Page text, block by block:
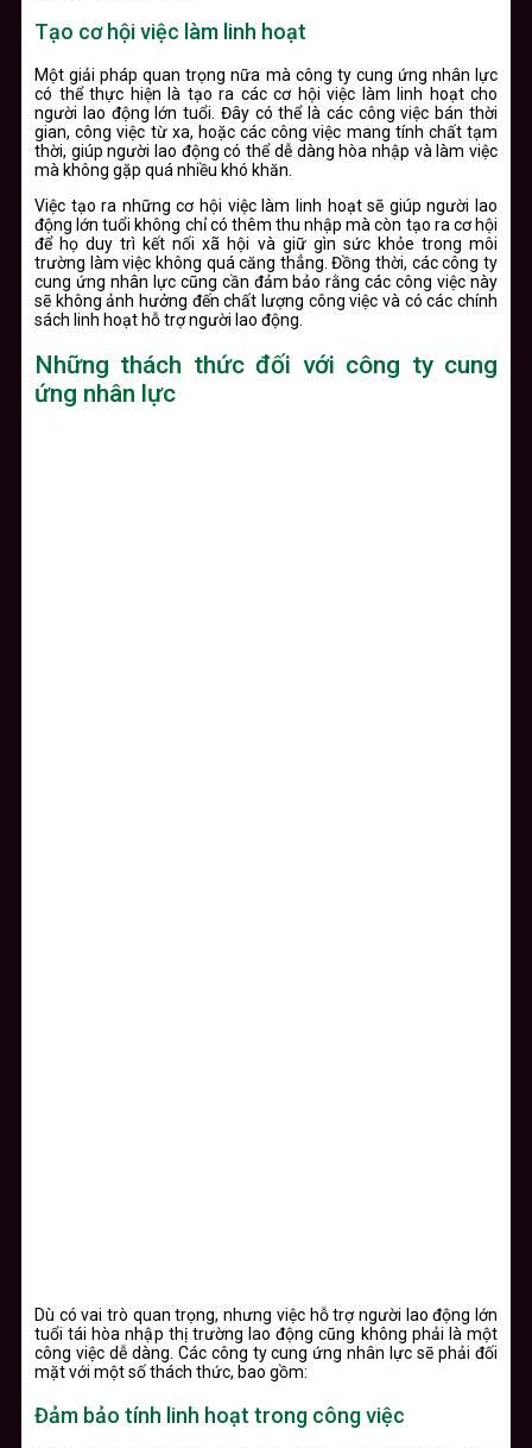
Tạo cơ hội việc làm linh hoạt
Một giải pháp quan trọng nữa mà công ty cung ứng nhân lực
có thể thực hiện là tạo ra các cơ hội việc làm linh hoạt cho
người lao động lớn tuổi. Đây có thể là các công việc bán thời
gian, công việc từ xa, hoặc các công việc mang tính chất tạm
thời, giúp người lao động có thể dễ dàng hòa nhập và làm việc
mà không gặp quá nhiều khó khăn.
Việc tạo ra những cơ hội việc làm linh hoạt sẽ giúp người lao
động lớn tuổi không chỉ có thêm thu nhập mà còn tạo ra cơ hội
để họ duy trì kết nối xã hội và giữ gìn sức khỏe trong môi
trường làm việc không quá căng thẳng. Đồng thời, các công ty
cung ứng nhân lực cũng cần đảm bảo rằng các công việc này
sẽ không ảnh hưởng đến chất lượng công việc và có các chính
sách linh hoạt hỗ trợ người lao động.
Những thách thức đối với công ty cung
ứng nhân lực
Dù có vai trò quan trọng, nhưng việc hỗ trợ người lao động lớn
tuổi tái hòa nhập thị trường lao động cũng không phải là một
công việc dễ dàng. Các công ty cung ứng nhân lực sẽ phải đối
mặt với một số thách thức, bao gồm:
Đảm bảo tính linh hoạt trong công việc